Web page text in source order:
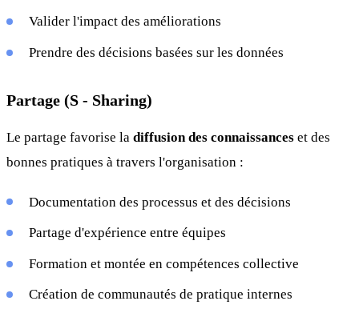
Valider l'impact des améliorations
Prendre des décisions basées sur les données
Partage (S - Sharing)
Le partage favorise la diffusion des connaissances et des
bonnes pratiques à travers l'organisation :
Documentation des processus et des décisions
Partage d'expérience entre équipes
Formation et montée en compétences collective
Création de communautés de pratique internes